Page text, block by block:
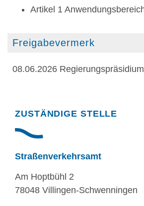
Artikel 1
Freigabevermerk
08.06.2026
Randspalte
ZUSTÄNDIGE STELLE
Straßenverkehrsamt
Am Hoptbühl 2
78048 Villingen-Schwenningen